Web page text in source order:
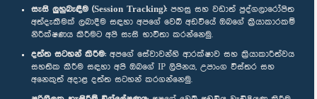
සැසි ලුහුබැඳීම (Session Tracking): පහසු සහ වඩාත් පුද්ගලාරෝපිත
අත්දැකීමක් ලබාදීම සඳහා අපගේ වෙබ් අඩවියේ ඔබගේ ක්‍රියාකාරකම්
නිරීක්ෂණය කිරීමට අපි සැසි භාවිතා කරන්නෙමු.
දත්ත සටහන් කිරීම: අපගේ සේවාවන්හි ආරක්ෂාව සහ ක්‍රියාකාරීත්වය
සහතික කිරීම සඳහා අපි ඔබගේ IP ලිපිනය, උපාංග විස්තර සහ
අනෙකුත් අදාළ දත්ත සටහන් කරගන්නෙමු.
අප හා සම්බන්ධ වී සිටින්න :
සම්මාන